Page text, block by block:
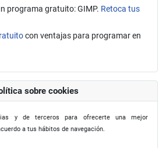
programa gratuito: GIMP. Retoca tus
con ventajas para programar en
sobre cookies
y de terceros para ofrecerte una mejor
a tus hábitos de navegación.